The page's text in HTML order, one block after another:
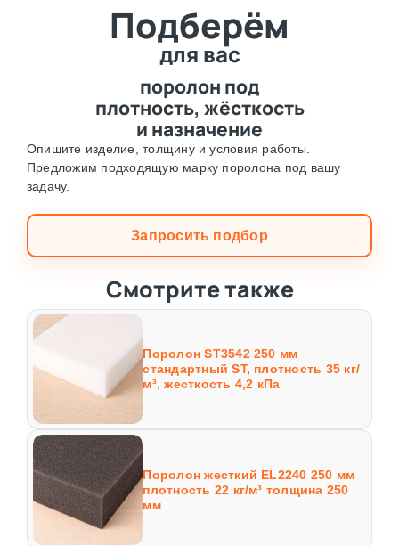
Подберём
для вас
поролон под
плотность, жёсткость
и назначение
Опишите изделие, толщину и условия работы.
Предложим подходящую марку поролона под вашу
задачу.
Запросить подбор
Смотрите также
Поролон ST3542 250 мм
стандартный ST, плотность 35 кг/
м³, жесткость 4,2 кПа
Поролон жесткий EL2240 250 мм
плотность 22 кг/м³ толщина 250
мм